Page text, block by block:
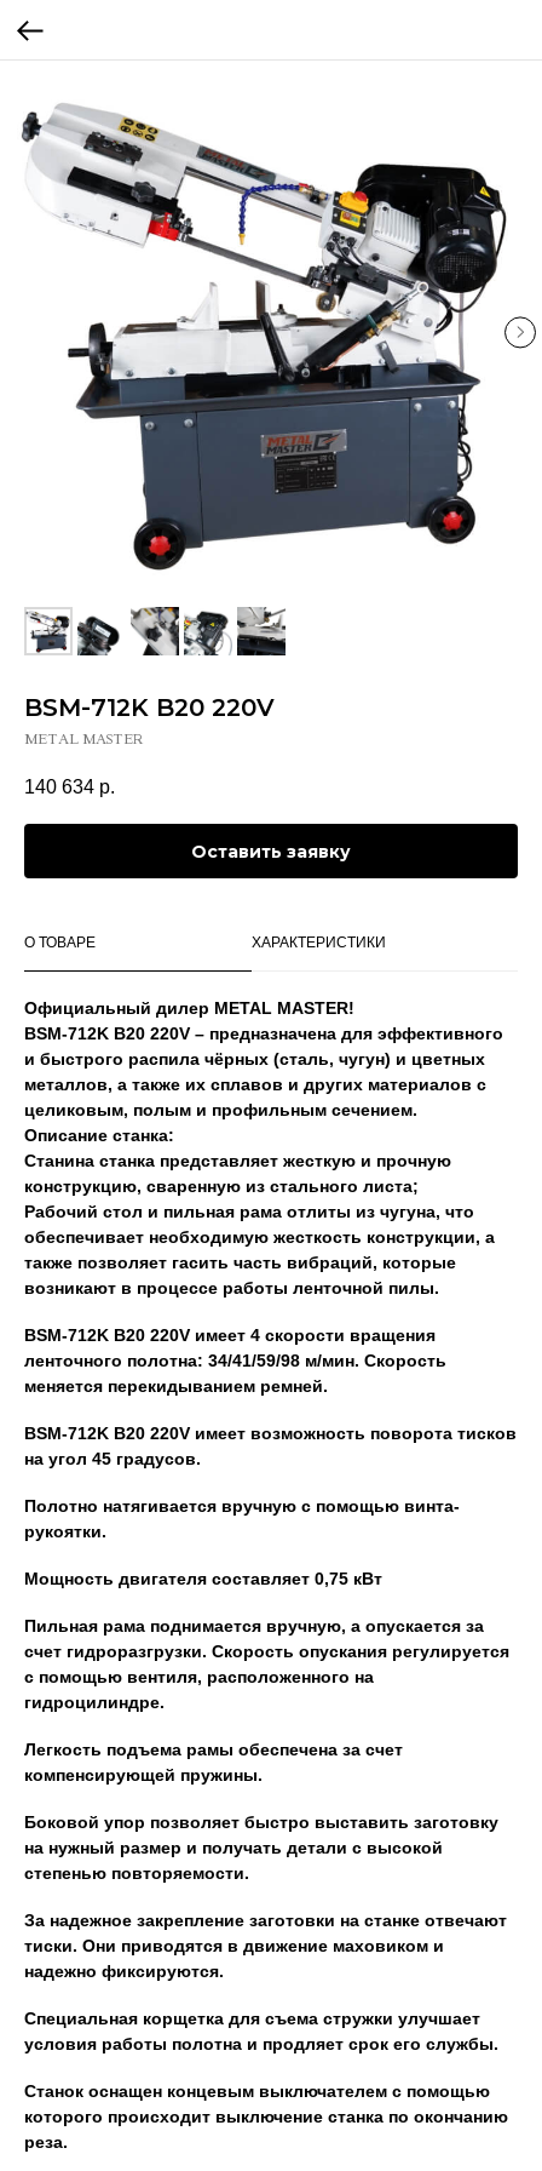
BSM-712K B20 220V
METAL MASTER
140 634 р.
Оставить заявку
О ТОВАРЕ ХАРАКТЕРИСТИКИ
Официальный дилер METAL MASTER!
BSM-712K B20 220V – предназначена для эффективного
и быстрого распила чёрных (сталь, чугун) и цветных
металлов, а также их сплавов и других материалов с
целиковым, полым и профильным сечением.
Описание станка:
Станина станка представляет жесткую и прочную
конструкцию, сваренную из стального листа;
Рабочий стол и пильная рама отлиты из чугуна, что
обеспечивает необходимую жесткость конструкции, а
также позволяет гасить часть вибраций, которые
возникают в процессе работы ленточной пилы.
BSM-712K B20 220V имеет 4 скорости вращения
ленточного полотна: 34/41/59/98 м/мин. Скорость
меняется перекидыванием ремней.
BSM-712K B20 220V имеет возможность поворота тисков
на угол 45 градусов.
Полотно натягивается вручную с помощью винта-
рукоятки.
Мощность двигателя составляет 0,75 кВт
Пильная рама поднимается вручную, а опускается за
счет гидроразгрузки. Скорость опускания регулируется
с помощью вентиля, расположенного на
гидроцилиндре.
Легкость подъема рамы обеспечена за счет
компенсирующей пружины.
Боковой упор позволяет быстро выставить заготовку
на нужный размер и получать детали с высокой
степенью повторяемости.
За надежное закрепление заготовки на станке отвечают
тиски. Они приводятся в движение маховиком и
надежно фиксируются.
Специальная корщетка для съема стружки улучшает
условия работы полотна и продляет срок его службы.
Станок оснащен концевым выключателем с помощью
которого происходит выключение станка по окончанию
реза.